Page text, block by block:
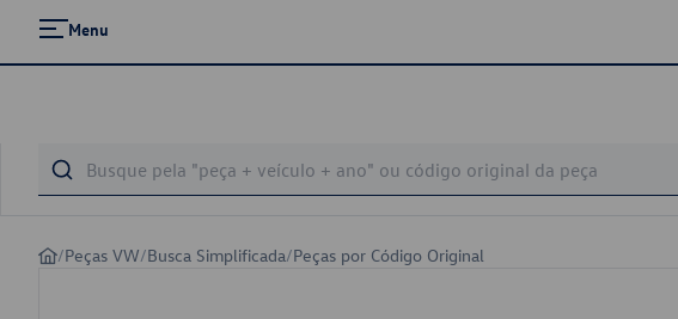
Menu
/Peças VW/Busca Simplificada/Peças por Código Original